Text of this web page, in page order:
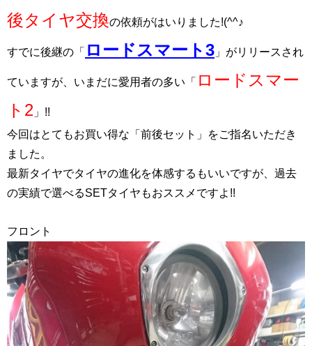
後タイヤ交換の依頼がはいりました!(^^♪
すでに後継の「 ロードスマート3 」がリリースされ
ていますが、いまだに愛用者の多い「 ロードスマー
ト2 」!!
今回はとてもお買い得な「前後セット」をご指名いただき
ました。
最新タイヤでタイヤの進化を体感するもいいですが、過去
の実績で選べるSETタイヤもおススメですよ!!
フロント